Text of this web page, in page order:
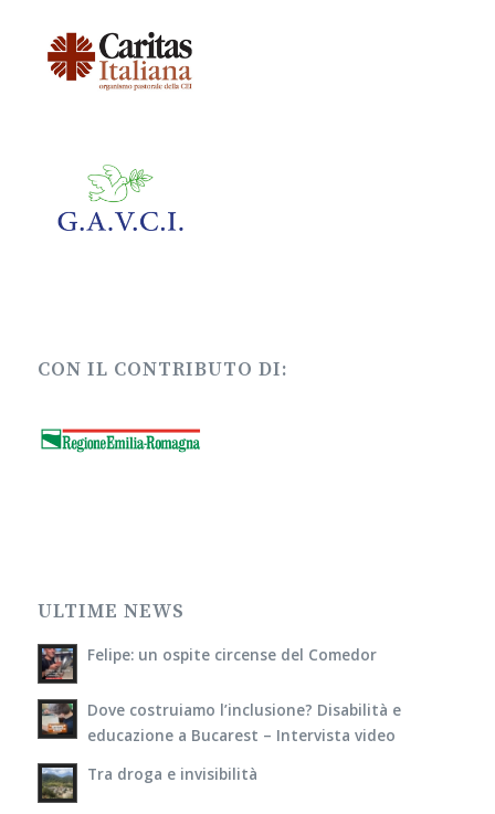
CON IL CONTRIBUTO DI:
ULTIME NEWS
Felipe: un ospite circense del Comedor
Dove costruiamo l’inclusione? Disabilità e
educazione a Bucarest – Intervista video
Tra droga e invisibilità